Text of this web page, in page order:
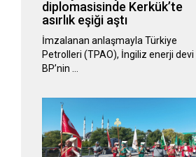
diplomasisinde Kerkük’te
asırlık eşiği aştı
İmzalanan anlaşmayla Türkiye
Petrolleri (TPAO), İngiliz enerji devi
BP’nin …